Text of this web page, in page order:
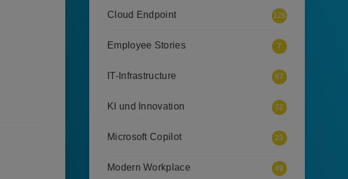
Cloud Endpoint 128
Employee Stories 7
IT-Infrastructure 67
KI und Innovation 72
Microsoft Copilot 23
Modern Workplace 49